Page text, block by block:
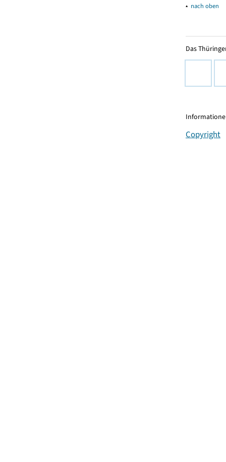
▴ nach oben
Das
Copyright